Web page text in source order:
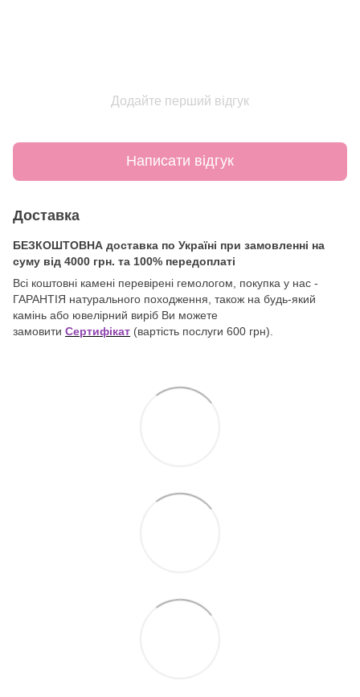
Додайте перший відгук
Написати відгук
Доставка
БЕЗКОШТОВНА доставка по Україні при замовленні на
суму від 4000 грн. та 100% передоплаті
Всі коштовні камені перевірені гемологом, покупка у нас -
ГАРАНТІЯ натурального походження, також на будь-який
камінь або ювелірний виріб Ви можете
замовити Сертифікат (вартість послуги 600 грн).